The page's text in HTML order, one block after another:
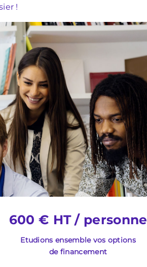
!
600 € HT / personne
Etudions ensemble vos options
de financement